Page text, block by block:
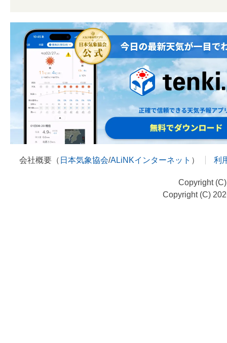
会社概要（ 日本気象協会/ALiNKインターネット ） 利
Copyright
Copyright (C)